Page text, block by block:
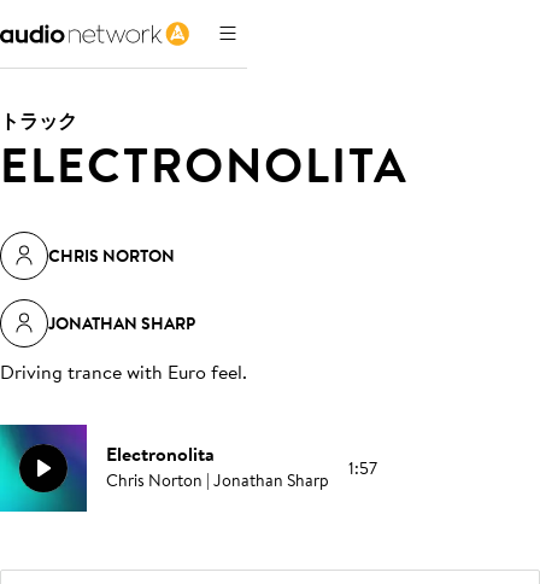
トラック
ELECTRONOLITA
CHRIS NORTON
JONATHAN SHARP
Driving trance with Euro feel.
Electronolita
Chris Norton | Jonathan Sharp 1:57